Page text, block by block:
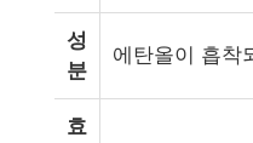
성
분
에탄올이 흡착
효